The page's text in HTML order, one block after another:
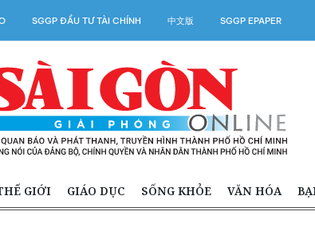
SGGP ĐẦU TƯ TÀI CHÍNH 中文版 SGGP EPAPER
GIỚI GIÁO DỤC SỐNG KHỎE VĂN HÓA